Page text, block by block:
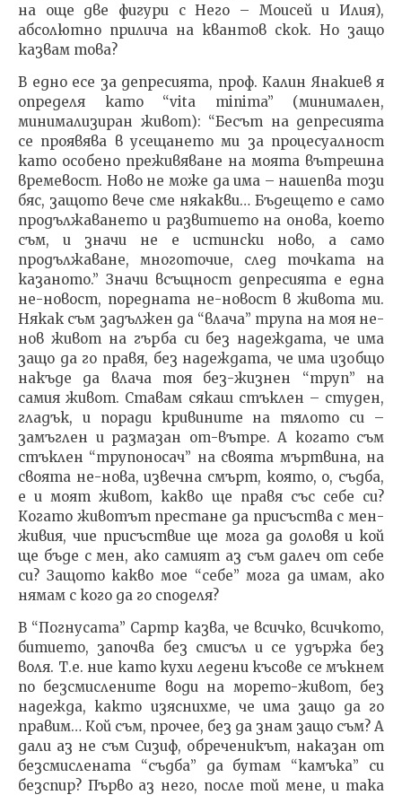
на още две фигури с Него – Моисей и Илия),
абсолютно прилича на квантов скок. Но защо
казвам това?
В едно есе за депресията, проф. Калин Янакиев я
определя като “vita minima” (минимален,
минимализиран живот): “Бесът на депресията
се проявява в усещането ми за процесуалност
като особено преживяване на моята вътрешна
времевост. Ново не може да има – нашепва този
бяс, защото вече сме някакви… Бъдещето е само
продължаването и развитието на онова, което
съм, и значи не е истински ново, а само
продължаване, многоточие, след точката на
казаното.” Значи всъщност депресията е една
не-новост, поредната не-новост в живота ми.
Някак съм задължен да “влача” трупа на моя не-
нов живот на гърба си без надеждата, че има
защо да го правя, без надеждата, че има изобщо
накъде да влача тоя без-жизнен “труп” на
самия живот. Ставам сякаш стъклен – студен,
гладък, и поради кривините на тялото си –
замъглен и размазан от-вътре. А когато съм
стъклен “трупоносач” на своята мъртвина, на
своята не-нова, извечна смърт, която, о, съдба,
е и моят живот, какво ще правя със себе си?
Когато животът престане да присъства с мен-
живия, чие присъствие ще мога да доловя и кой
ще бъде с мен, ако самият аз съм далеч от себе
си? Защото какво мое “себе” мога да имам, ако
нямам с кого да го споделя?
В “Погнусата” Сартр казва, че всичко, всичкото,
битието, започва без смисъл и се удържа без
воля. Т.е. ние като кухи ледени късове се мъкнем
по безсмислените води на морето-живот, без
надежда, както изяснихме, че има защо да го
правим… Кой съм, прочее, без да знам защо съм? А
дали аз не съм Сизиф, обреченикът, наказан от
безсмислената “съдба” да бутам “камъка” си
безспир? Първо аз него, после той мене, и така